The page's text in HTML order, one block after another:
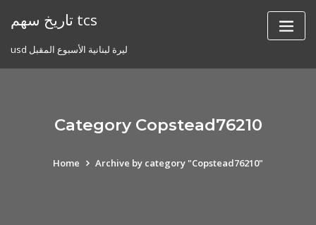
تاريخ سهم tcs
usd ليرة لبنانية الأسبوع المقبل
Category Copstead76210
Home Archive by category "Copstead76210"